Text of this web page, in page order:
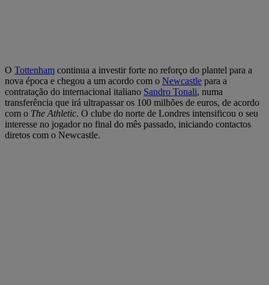
O Tottenham continua a investir forte no reforço do plantel para a
nova época e chegou a um acordo com o Newcastle para a
contratação do internacional italiano Sandro Tonali, numa
transferência que irá ultrapassar os 100 milhões de euros, de acordo
com o The Athletic. O clube do norte de Londres intensificou o seu
interesse no jogador no final do mês passado, iniciando contactos
diretos com o Newcastle.